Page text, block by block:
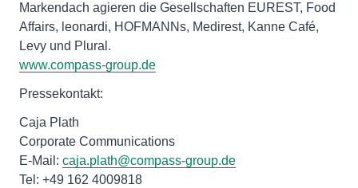
Markendach agieren die Gesellschaften EUREST, Food
Affairs, leonardi, HOFMANNs, Medirest, Kanne Café,
www.compass-group.de
Pressekontakt:
Caja Plath
Corporate Communications
E-Mail: caja.plath@compass-group.de
Tel: +49 162 4009818